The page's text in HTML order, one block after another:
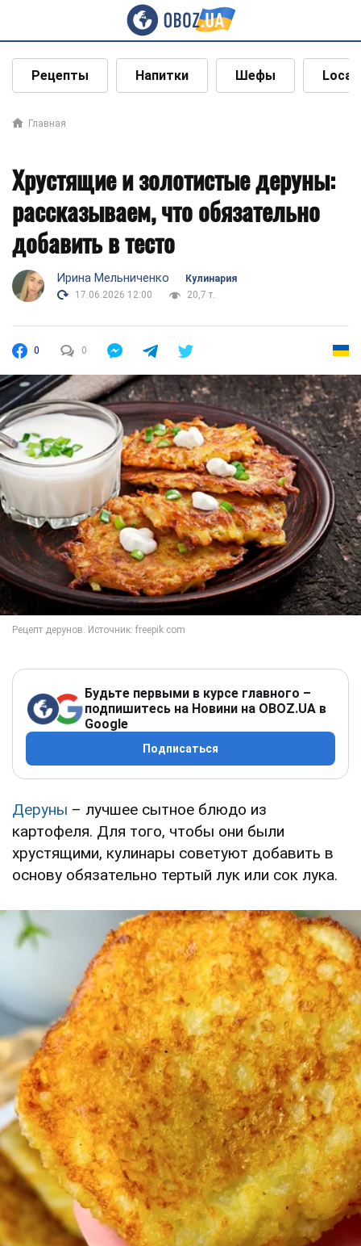
Рецепты Напитки Шефы Local
Главная
Хрустящие и золотистые деруны:
рассказываем, что обязательно
добавить в тесто
Ирина Мельниченко
Кулинария
17.06.2026 12:00
20,7 т.
0 0
Будьте первыми в курсе главного –
подпишитесь на Новини на OBOZ.UA в
Google
Подписаться
Деруны – лучшее сытное блюдо из
картофеля. Для того, чтобы они были
хрустящими, кулинары советуют добавить в
основу обязательно тертый лук или сок лука.